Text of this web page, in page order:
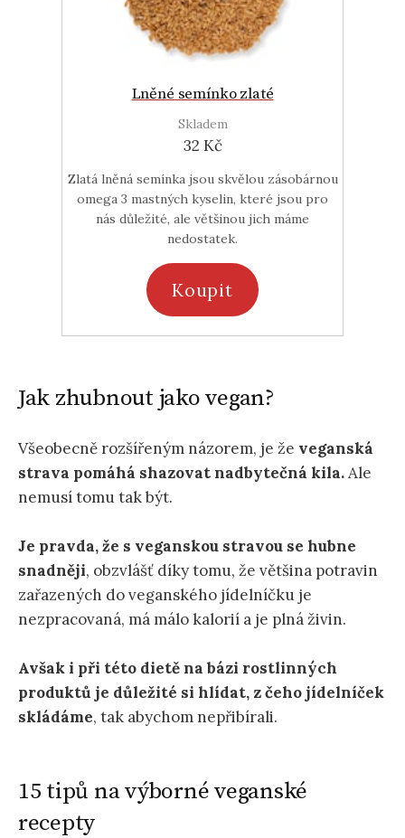
Lněné semínko zlaté
Skladem
32 Kč
Zlatá lněná semínka jsou skvělou zásobárnou
omega 3 mastných kyselin, které jsou pro
nás důležité, ale většinou jich máme
nedostatek.
Koupit
Jak zhubnout jako vegan?
Všeobecně rozšířeným názorem, je že veganská
strava pomáhá shazovat nadbytečná kila.Ale
nemusí tomu tak být.
Je pravda, že s veganskou stravou se hubne
snadněji, obzvlášť díky tomu, že většina potravin
zařazených do veganského jídelníčku je
nezpracovaná, má málo kalorií a je plná živin.
Avšak i při této dietě na bázi rostlinných
produktů je důležité si hlídat, z čeho jídelníček
skládáme, tak abychom nepřibírali.
15 tipů na výborné veganské
recepty